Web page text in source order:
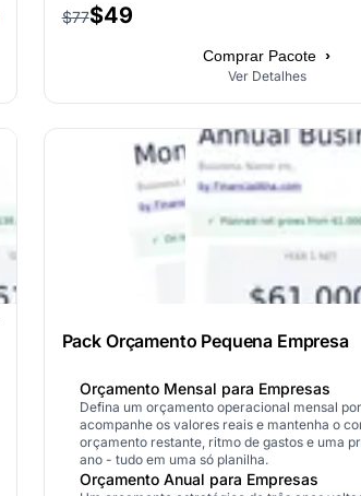
$77$49
Comprar Pacote ›
Ver Detalhes
Pack Orçamento Pequena Empresa
Orçamento Mensal para Empresas
Defina um orçamento operacional mensal
acompanhe os valores reais e mantenha o
orçamento restante, ritmo de gastos e uma
ano - tudo em uma só planilha.
Orçamento Anual para Empresas